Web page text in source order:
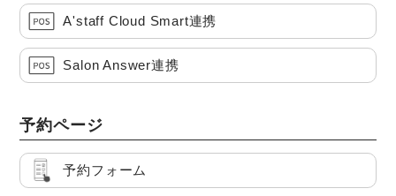
A'staff Cloud Smart連携
Salon Answer連携
予約ページ
予約フォーム